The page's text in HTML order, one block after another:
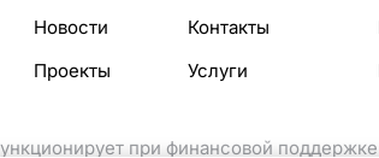
Новости
Контакты
Проекты
Услуги
при финансовой поддержке